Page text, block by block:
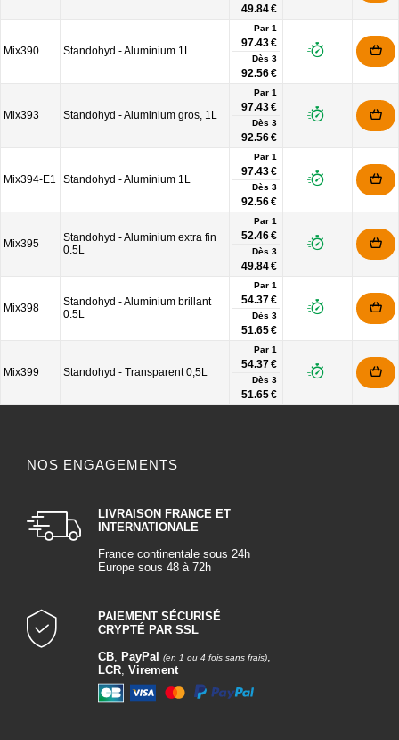
49.84 €
Mix390 Standohyd - Aluminium 1L
Par 1
97.43 €
Dès 3
92.56 €
Mix393 Standohyd - Aluminium gros, 1L
Par 1
97.43 €
Dès 3
92.56 €
Mix394-E1 Standohyd - Aluminium 1L
Par 1
97.43 €
Dès 3
92.56 €
Mix395
Standohyd - Aluminium extra fin
0.5L
Par 1
52.46 €
Dès 3
49.84 €
Mix398
Standohyd - Aluminium brillant
0.5L
Par 1
54.37 €
Dès 3
51.65 €
Mix399 Standohyd - Transparent 0,5L
Par 1
54.37 €
Dès 3
51.65 €
NOS ENGAGEMENTS
LIVRAISON FRANCE ET
INTERNATIONALE
France continentale sous 24h
Europe sous 48 à 72h
PAIEMENT SÉCURISÉ
CRYPTÉ PAR SSL
CB, PayPal (en 1 ou 4 fois sans frais),
LCR, Virement